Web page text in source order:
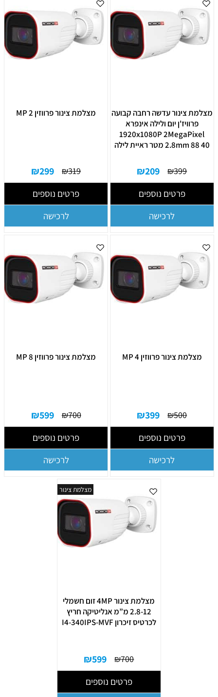
מצלמת צינור עדשה רחבה קבועה
פרוויז'ן יום ולילה אינפרא
1920x1080P 2MegaPixel
2.8mm 88 40 מטר ראיית לילה
₪399
₪209
פרטים נוספים
לרכישה
מצלמת צינור פרווזין 2 MP
₪319
₪299
פרטים נוספים
לרכישה
מצלמת צינור פרווזין 4 MP
₪500
₪399
פרטים נוספים
לרכישה
מצלמת צינור פרווזין 8 MP
₪700
₪599
פרטים נוספים
לרכישה
מצלמת צינור
מצלמת צינור 4MP זום חשמלי
2.8-12 מ”מ אנליטיקה חריץ
לכרטיס זיכרון I4-340IPS-MVF
₪700
₪599
פרטים נוספים